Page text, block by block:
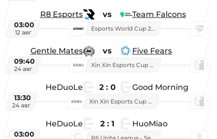
R8 Esports vs Team Falcons
03:00
12 авг
Esports World Cup 2026
Gentle Mates vs Five Fears
09:40
24 авг
Xin Xin Esports Cup 2025
HeDuoLe 2 : 0 Good Morning
13:30
24 авг
Xin Xin Esports Cup 2026
HeDuoLe 2 : 1 HuoMiao
03:00